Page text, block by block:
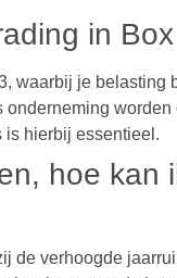
in
waarbij je belasting
is hierbij essentieel.
hoe kan
de verhoogde